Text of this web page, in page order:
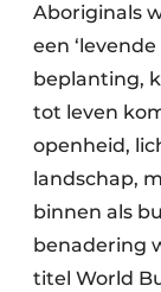
Aboriginals
een
beplanting,
tot leven
openheid,
landschap,
binnen als
benadering
titel World